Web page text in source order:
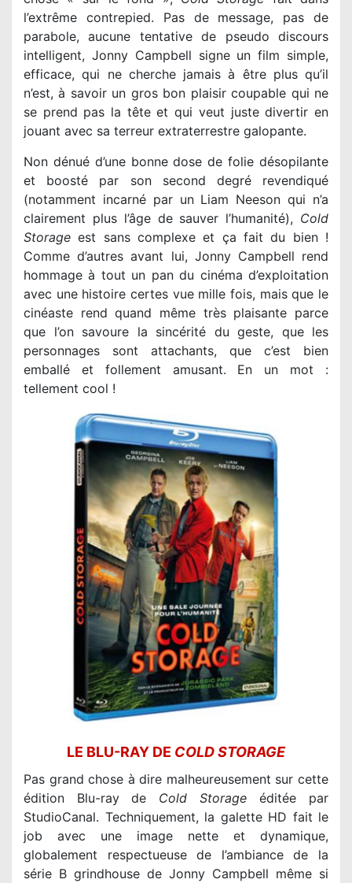
l’extrême contrepied. Pas de message, pas de
parabole, aucune tentative de pseudo discours
intelligent, Jonny Campbell signe un film simple,
efficace, qui ne cherche jamais à être plus qu’il
n’est, à savoir un gros bon plaisir coupable qui ne
se prend pas la tête et qui veut juste divertir en
jouant avec sa terreur extraterrestre galopante.
Non dénué d’une bonne dose de folie désopilante
et boosté par son second degré revendiqué
(notamment incarné par un Liam Neeson qui n’a
clairement plus l’âge de sauver l’humanité), Cold
Storage est sans complexe et ça fait du bien !
Comme d’autres avant lui, Jonny Campbell rend
hommage à tout un pan du cinéma d’exploitation
avec une histoire certes vue mille fois, mais que le
cinéaste rend quand même très plaisante parce
que l’on savoure la sincérité du geste, que les
personnages sont attachants, que c’est bien
emballé et follement amusant. En un mot :
tellement cool !
LE BLU-RAY DE COLD STORAGE
Pas grand chose à dire malheureusement sur cette
édition Blu-ray de Cold Storage éditée par
StudioCanal. Techniquement, la galette HD fait le
job avec une image nette et dynamique,
globalement respectueuse de l’ambiance de la
série B grindhouse de Jonny Campbell même si